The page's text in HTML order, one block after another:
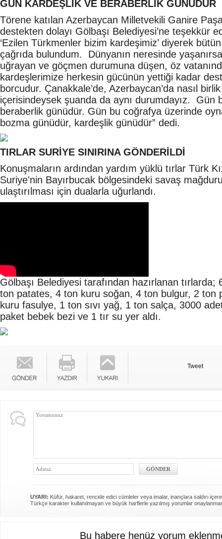
GÜN KARDEŞLİK VE BERABERLİK GÜNÜDÜR
Törene katılan Azerbaycan Milletvekili Ganire
destekten dolayı Gölbaşı Belediyesi’ne teşekkür
‘Ezilen Türkmenler bizim kardeşimiz’ diyerek
çağrıda bulundum. Dünyanın neresinde
uğrayan ve göçmen durumuna düşen, öz
kardeşlerimize herkesin gücünün yettiği kadar
borcudur. Çanakkale’de, Azerbaycan’da nasıl
içerisindeysek şuanda da aynı durumdayız. Gün
beraberlik günüdür. Gün bu coğrafya üzerinde
bozma günüdür, kardeşlik günüdür” dedi.
TIRLAR SURİYE SINIRINA GÖNDERİLDİ
Konuşmaların ardından yardım yüklü tırlar Türk
Suriye'nin Bayırbucak bölgesindeki savaş
ulaştırılması için dualarla uğurlandı.
Gölbaşı Belediyesi tarafından hazırlanan
ton patates, 4 ton kuru soğan, 4 ton bulgur, 2 ton
kuru fasulye, 1 ton sıvı yağ, 1 ton salça, 3000
paket bebek bezi ve 1 tır su yer aldı.
Tweet
UYARI: Küfür, hakaret, rencide edici cümleler veya imalar, inançlara saldırı
Türkçe karakter kullanılmayan ve büyük harflerle yazılmış yorumlar
Bu habere henüz yorum